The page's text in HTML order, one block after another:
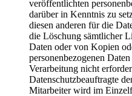
veröffentlichten
darüber in Kenntnis zu
diesen anderen für die
die Löschung sämtlicher
Daten oder von Kopien
personenbezogenen
Verarbeitung nicht
Datenschutzbeauftragte
Mitarbeiter wird im